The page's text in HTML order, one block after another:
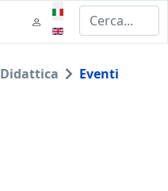
Seleziona la tua lingua
Didattica
Eventi